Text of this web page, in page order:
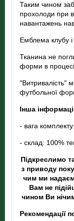
Таким чином
прохолоди при
навантажень
Емблема клубу
Тканина не
форми в
"Витривалість"
футбольної
Інша
- вага
- склад: 100%
Підкреслимо
з приводу
чим ми
Вам не
чином Ви
Рекомендації